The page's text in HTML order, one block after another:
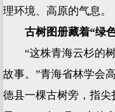
理环境、高原的气息。
古树图册藏着“绿
“这株青海云杉的树
故事。”青海省林学会
德县一棵古树旁，指